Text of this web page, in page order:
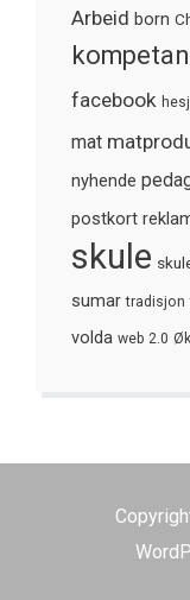
Arbeid born
facebook
mat
nyhende
postkort
skule
sumar tradisjon
volda web 2.0